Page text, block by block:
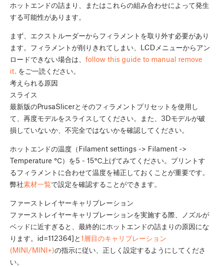
ホットエンドの詰まり、またはこれらの組み合わせによって発生
する可能性があります。
まず、エクストルーダーからフィラメントを取り外す必要があり
ます。フィラメントが削りきれてしまい、LCDメニューからアン
ロードできない場合は、 follow this guide to manual remove
it. をご一読ください。
考えられる原因
スライス
最新版のPrusaSlicerとそのフィラメントプリセットを使用し
て、再度モデルをスライスしてください。また、3Dモデルが破
損していないか、不完全ではないかを確認してください。
ホットエンドの温度（Filament settings -> Filament ->
Temperature ℃）を5 - 15℃上げてみてください。プリントす
るフィラメントに合わせて温度を補正しておくことが重要です。
弊社素材一覧で設定を確認することができます。
ファーストレイヤーキャリブレーション
ファーストレイヤーキャリブレーションを実施する際、ノズルが
ベッドに近すぎると、最終的にホットエンドの詰まりの原因にな
ります。id=112364]と1層目のキャリブレーション
(MINI/MINI+)の指示に従い、正しく設定するようにしてくださ
い。